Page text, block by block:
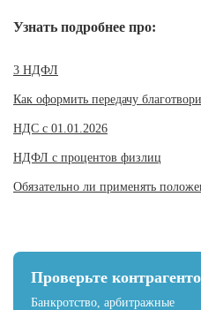
Проверьте
Банкротство, арбитражные
Узнать подробнее про:
3 НДФЛ
Как оформить передачу
НДС с 01.01.2026
НДФЛ с процентов физлиц
Обязательно ли применять